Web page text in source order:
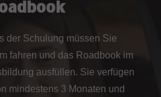
der Schulung müssen Sie
fahren und das Roadbook im
ausfüllen. Sie verfügen
mindestens 3 Monaten und